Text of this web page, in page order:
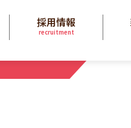
採用情報
recruitment